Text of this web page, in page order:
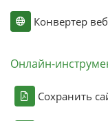
Конвертер
Онлайн-
Сохранить